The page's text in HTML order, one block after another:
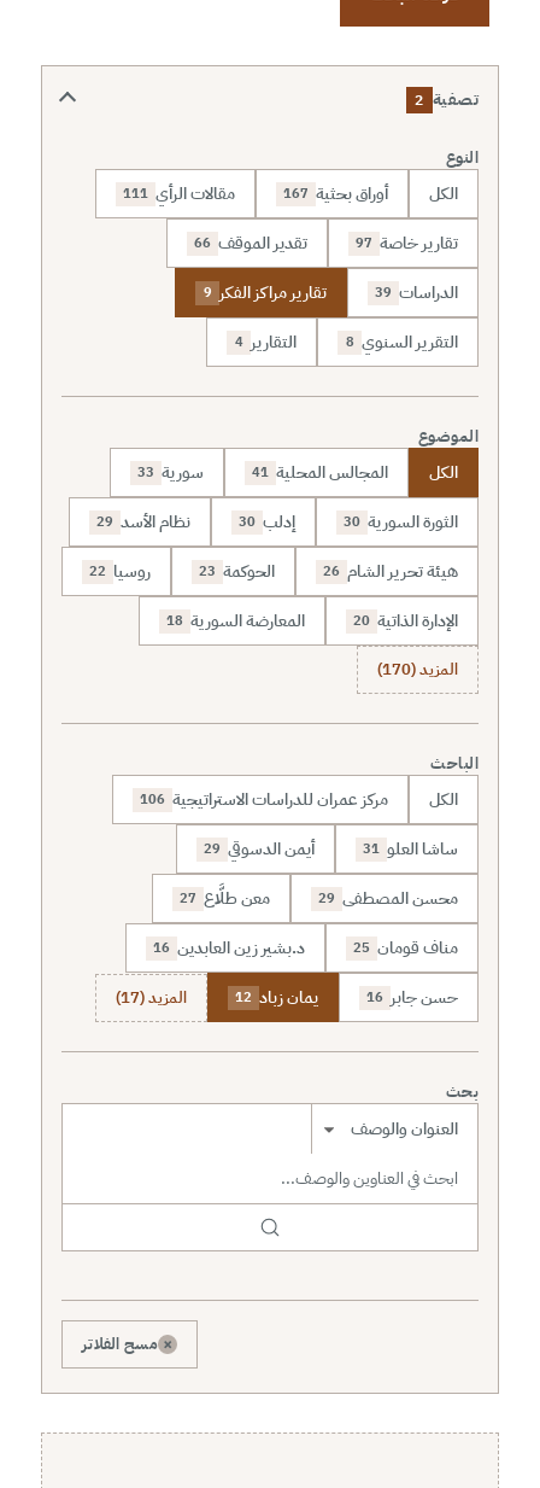
تصفية 2
النوع
الكل أوراق بحثية 167 مقالات الرأي 111
تقارير خاصة 97 تقدير الموقف 66
الدراسات 39 تقارير مراكز الفكر 9
التقرير السنوي 8 التقارير 4
الموضوع
الكل المجالس المحلية 41 سورية 33
الثورة السورية 30 إدلب 30 نظام الأسد 29
هيئة تحرير الشام 26 الحوكمة 23 روسيا 22
الإدارة الذاتية 20 المعارضة السورية 18
المزيد (170)
الباحث
الكل مركز عمران للدراسات الاستراتيجية 106
ساشا العلو 31 أيمن الدسوقي 29
محسن المصطفى 29 معن طلَّاع 27
مناف قومان 25 د.بشير زين العابدين 16
حسن جابر 16 يمان زباد 12 المزيد (17)
بحث
نطاق البحث
× مسح الفلاتر